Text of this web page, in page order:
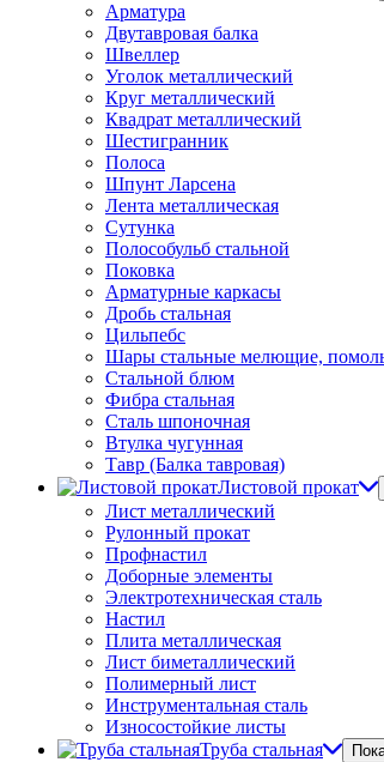
Арматура
Двутавровая балка
Швеллер
Уголок металлический
Круг металлический
Квадрат металлический
Шестигранник
Полоса
Шпунт Ларсена
Лента металлическая
Сутунка
Полособульб стальной
Поковка
Арматурные каркасы
Дробь стальная
Цильпебс
Шары стальные мелющие,
Стальной блюм
Фибра стальная
Сталь шпоночная
Втулка чугунная
Тавр (Балка тавровая)
Листовой прокат
Лист металлический
Рулонный прокат
Профнастил
Доборные элементы
Электротехническая сталь
Настил
Плита металлическая
Лист биметаллический
Полимерный лист
Инструментальная сталь
Износостойкие листы
Труба стальная